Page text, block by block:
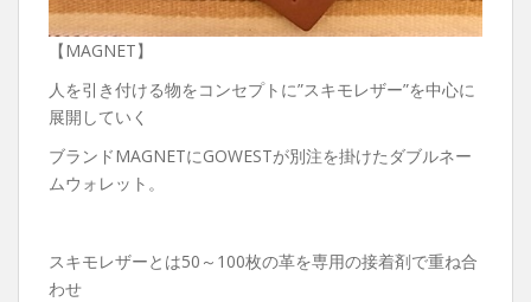
【MAGNET】
人を引き付ける物をコンセプトに”スキモレザー”を中心に
展開していく
ブランドMAGNETにGOWESTが別注を掛けたダブルネー
ムウォレット。
スキモレザーとは50～100枚の革を専用の接着剤で重ね合
わせ